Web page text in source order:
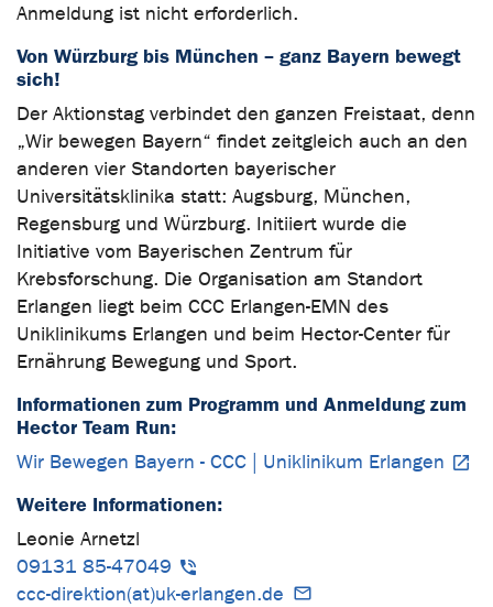
Anmeldung ist nicht erforderlich.
Von Würzburg bis München – ganz Bayern bewegt
sich!
Der Aktionstag verbindet den ganzen Freistaat, denn
„Wir bewegen Bayern“ findet zeitgleich auch an den
anderen vier Standorten bayerischer
Universitätsklinika statt: Augsburg, München,
Regensburg und Würzburg. Initiiert wurde die
Initiative vom Bayerischen Zentrum für
Krebsforschung. Die Organisation am Standort
Erlangen liegt beim CCC Erlangen-EMN des
Uniklinikums Erlangen und beim Hector-Center für
Ernährung Bewegung und Sport.
Informationen zum Programm und Anmeldung zum
Hector Team Run:
Wir Bewegen Bayern - CCC | Uniklinikum Erlangen
Weitere Informationen:
Leonie Arnetzl
09131 85-47049
ccc-direktion(at)uk-erlangen.de